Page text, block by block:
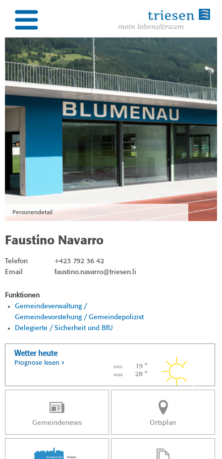
Personendetail
Faustino Navarro
Telefon
+423 792 36 42
Email
faustino.navarro@triesen.li
Funktionen
Gemeindeverwaltung /
Gemeindevorstehung / Gemeindepolizist
Delegierte / Sicherheit und BfU
Wetter heute
Prognose lesen »
min 19 °
max 28 °
Gemeindenews Ortsplan